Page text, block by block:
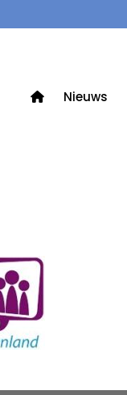
Nieuws